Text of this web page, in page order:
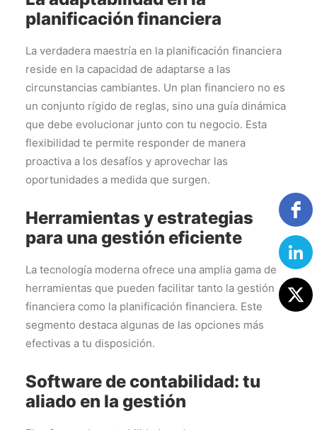
planificación financiera
La verdadera maestría en la planificación financiera
reside en la capacidad de adaptarse a las
circunstancias cambiantes. Un plan financiero no es
un conjunto rígido de reglas, sino una guía dinámica
que debe evolucionar junto con tu negocio. Esta
flexibilidad te permite responder de manera
proactiva a los desafíos y aprovechar las
oportunidades a medida que surgen.
Herramientas y estrategias
para una gestión eficiente
La tecnología moderna ofrece una amplia gama de
herramientas que pueden facilitar tanto la gestión
financiera como la planificación financiera. Este
segmento destaca algunas de las opciones más
efectivas a tu disposición.
Software de contabilidad: tu
aliado en la gestión